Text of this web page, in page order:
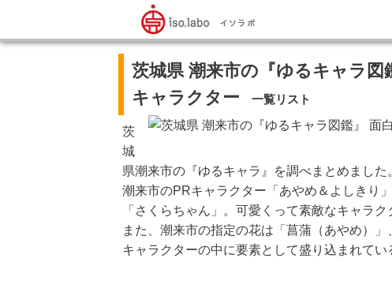
茨城県 潮来市の『ゆるキャラ
キャラクター
一覧リスト
茨
城
県潮来市の『ゆるキャラ』を調べまとめました。
潮来市のPRキャラクター「あやめ＆よしきり
「さくらちゃん」。可愛くって素敵なキャラ
また、潮来市の指定の花は「菖蒲（あやめ）
キャラクターの中に要素として盛り込まれてい